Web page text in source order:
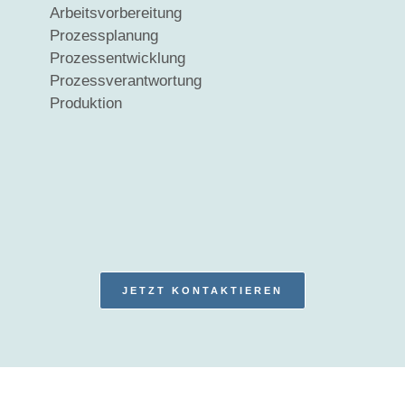
Arbeitsvorbereitung
Prozessplanung
Prozessentwicklung
Prozessverantwortung
Produktion
JETZT KONTAKTIEREN